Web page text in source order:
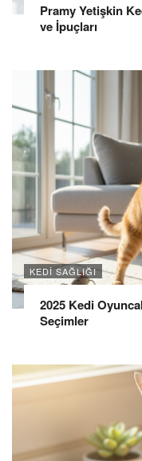
Pramy Yetişkin
ve İpuçları
KEDI SAĞLIĞI
2025 Kedi
Seçimler